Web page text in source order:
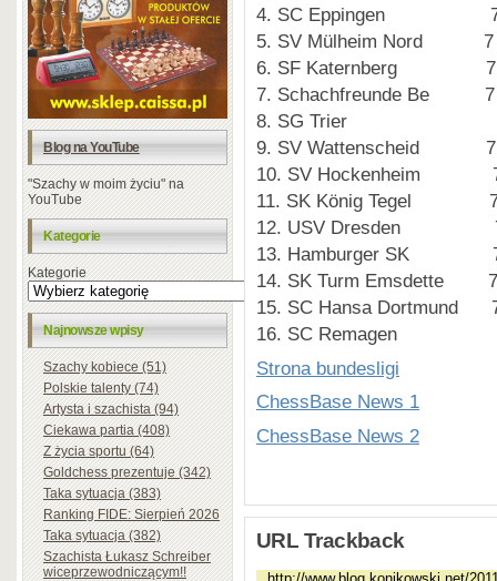
Blog na YouTube
"Szachy w moim życiu" na
YouTube
Kategorie
Kategorie
Najnowsze wpisy
Szachy kobiece (51)
Polskie talenty (74)
Artysta i szachista (94)
Ciekawa partia (408)
Z życia sportu (64)
Goldchess prezentuje (342)
Taka sytuacja (383)
Ranking FIDE: Sierpień 2026
Taka sytuacja (382)
Szachista Łukasz Schreiber
wiceprzewodniczącym!!
4. SC Eppingen 7
5. SV Mülheim Nord
6. SF Katernberg 7
7. Schachfreunde Be
8. SG Trier 7
9. SV Wattenscheid
10. SV Hockenheim
11. SK König Tegel
12. USV Dresden
13. Hamburger SK
14. SK Turm Emsdette
15. SC Hansa Dortmund
16. SC Remagen
Strona bundesligi
ChessBase News 1
ChessBase News 2
URL Trackback